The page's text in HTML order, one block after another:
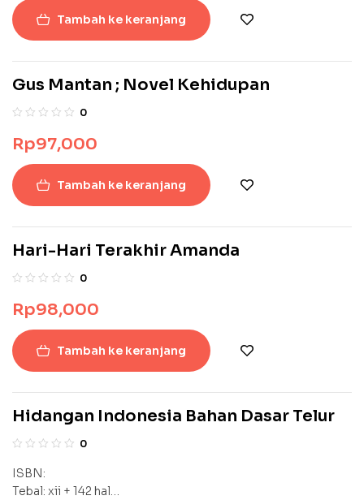
Tambah ke keranjang
Gus Mantan ; Novel Kehidupan
0
Rp97,000
Tambah ke keranjang
Hari-Hari Terakhir Amanda
0
Rp98,000
Tambah ke keranjang
Hidangan Indonesia Bahan Dasar Telur
0
ISBN:
Tebal: xii + 142 hal